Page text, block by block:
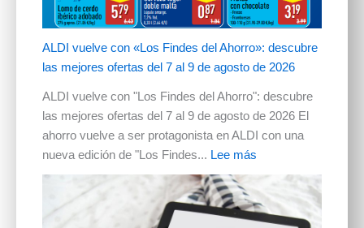
ALDI vuelve con «Los Findes del Ahorro»: descubre
las mejores ofertas del 7 al 9 de agosto de 2026
ALDI vuelve con "Los Findes del Ahorro": descubre
las mejores ofertas del 7 al 9 de agosto de 2026 El
ahorro vuelve a ser protagonista en ALDI con una
nueva edición de "Los Findes... Lee más